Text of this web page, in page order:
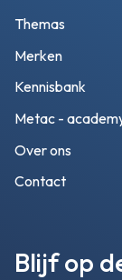
Themas
Merken
Kennisbank
Metac -
Over ons
Contact
Blijf op